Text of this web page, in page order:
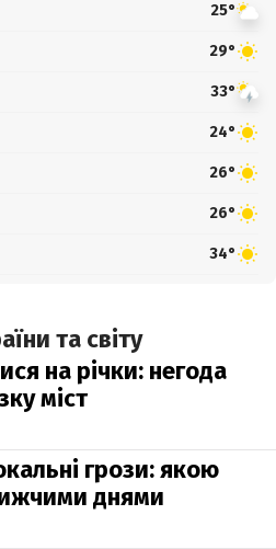
25°
29°
33°
24°
26°
26°
34°
та світу
на річки: негода
міст
грози: якою
днями